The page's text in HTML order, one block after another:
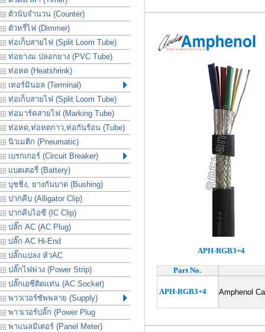
ตัวนับจำนวน (Counter)
ตัวหรี่ไฟ (Dimmer)
ท่อเก็บสายไฟ (Split Loom Tube)
ท่อยางม ปลอกยาง (PVC Tube)
ท่อหด (Heatshrink)
เทอร์มินอล (Terminal)
ท่อเก็บสายไฟ (Split Loom Tube)
ท่อมาร์คสายไฟ (Marking Tube)
ท่อหด,ท่อหดกาว,ท่อกันร้อน (Tube)
นิวเมติก (Pneumatic)
เบรกเกอร์ (Circuit Breaker)
แบตเตอรี่ (Battery)
บุชชิ่ง, ยางกันบาด (Bushing)
ปากคีบ (Alligator Clip)
ปากคีบไอซี (IC Clip)
ปลั๊ก AC (AC Plug)
ปลั๊ก AC Hi-End
ปลั๊กแปลง หัวAC
ปลั๊กไฟพ่วง (Power Strip)
ปลั๊กเอซีติดแท่น (AC Socket)
พาวเวอร์ซัพพลาย (Supply)
พาวเวอร์ปลั๊ก (Power Plug
พาแนลมิเตอร์ (Panel Meter)
APH-RGB3+4
Part No.
APH-RGB3+4 Amphenol